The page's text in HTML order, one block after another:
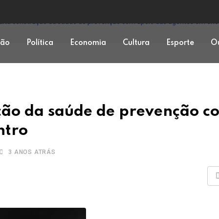
Política Economia Cultura Esporte
da saúde de prevenção
3 ANOS ATRÁS